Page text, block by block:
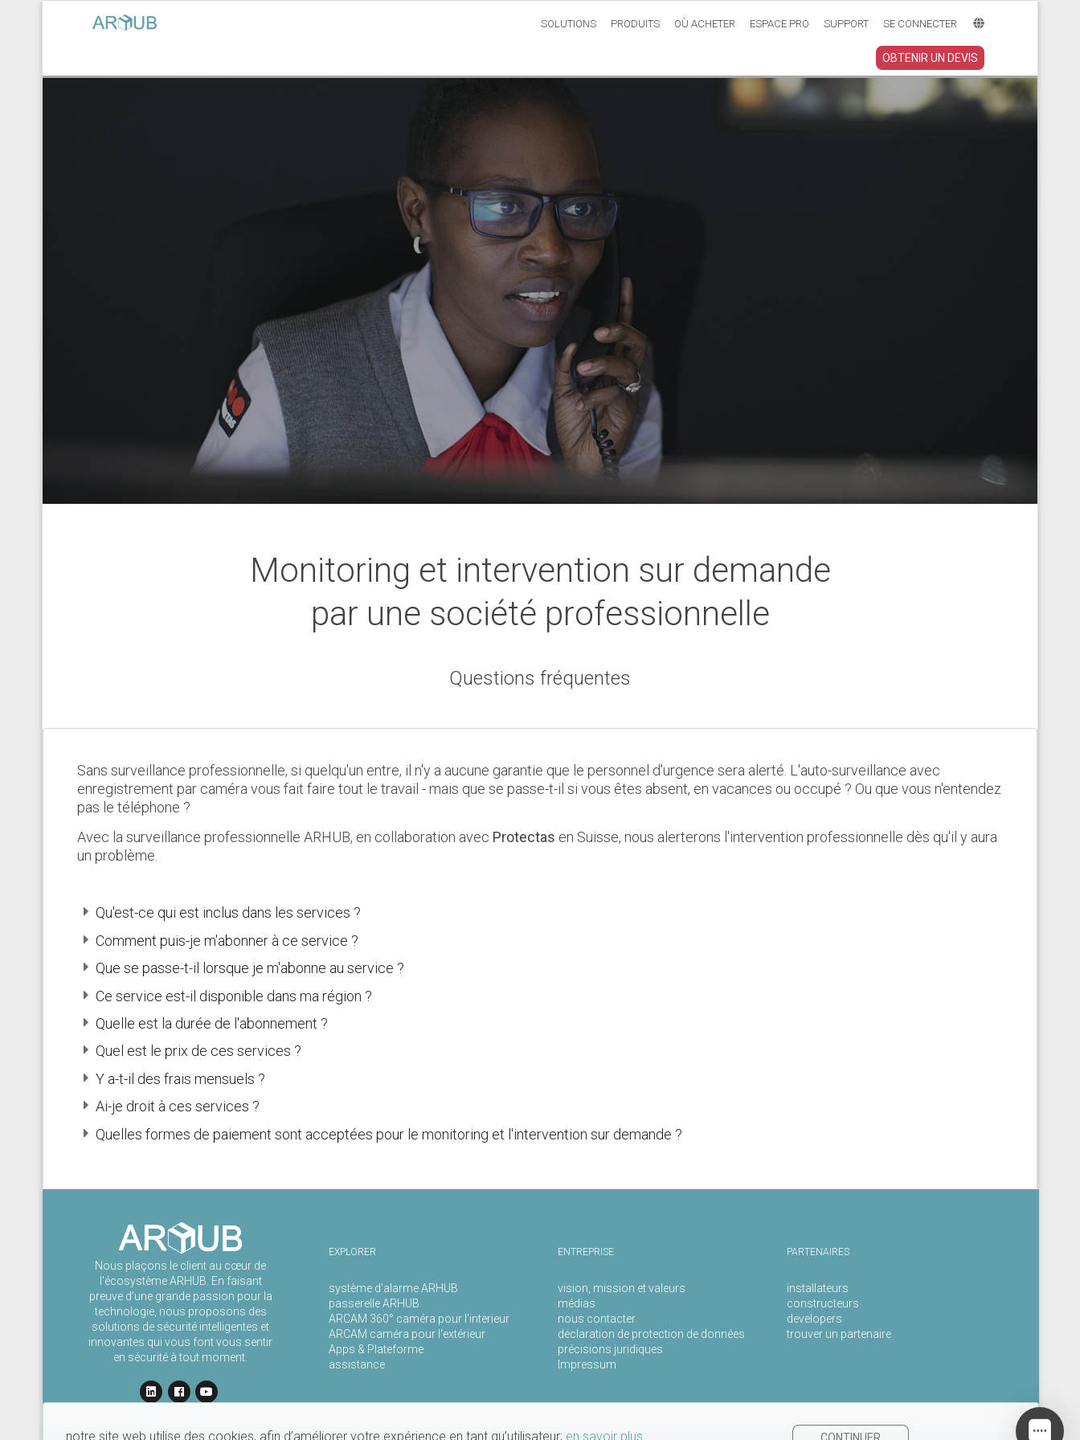
SOLUTIONS PRODUITS OÙ ACHETER ESPACE PRO SUPPORT SE CONNECTER
OBTENIR UN DEVIS
Monitoring et intervention sur demande
par une société professionnelle
Questions fréquentes
Sans surveillance professionnelle, si quelqu'un entre, il n'y a aucune garantie que le personnel d'urgence sera alerté. L'auto-surveillance avec
enregistrement par caméra vous fait faire tout le travail - mais que se passe-t-il si vous êtes absent, en vacances ou occupé ? Ou que vous n'entendez
pas le téléphone ?
Avec la surveillance professionnelle ARHUB, en collaboration avec Protectas en Suisse, nous alerterons l'intervention professionnelle dès qu'il y aura
un problème.
Qu'est-ce qui est inclus dans les services ?
Comment puis-je m'abonner à ce service ?
Que se passe-t-il lorsque je m'abonne au service ?
Ce service est-il disponible dans ma région ?
Quelle est la durée de l'abonnement ?
Quel est le prix de ces services ?
Y a-t-il des frais mensuels ?
Ai-je droit à ces services ?
Quelles formes de paiement sont acceptées pour le monitoring et l'intervention sur demande ?
notre site web utilise des cookies, afin d’améliorer votre expérience en tant qu’utilisateur; en savoir plus
Nous plaçons le client au cœur de
l'écosystème ARHUB. En faisant
preuve d’une grande passion pour la
technologie, nous proposons des
solutions de sécurité intelligentes et
innovantes qui vous font vous sentir
en sécurité à tout moment.
EXPLORER
système d'alarme ARHUB
passerelle ARHUB
ARCAM 360° caméra pour l'interieur
ARCAM caméra pour l'extérieur
Apps & Plateforme
assistance
ENTREPRISE
vision, mission et valeurs
médias
nous contacter
déclaration de protection de données
précisions juridiques
Impressum
PARTENAIRES
installateurs
constructeurs
developers
trouver un partenaire